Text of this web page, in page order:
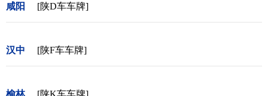
咸阳 [陕D车车牌]
汉中 [陕F车车牌]
榆林 [陕K车车牌]